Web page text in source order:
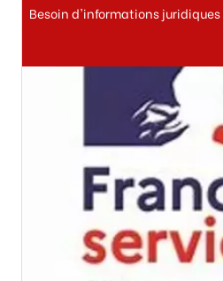
Besoin d'informations juridiques